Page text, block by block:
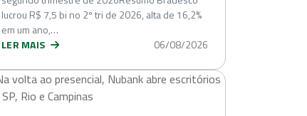
lucrou R$ 7,5 bi no 2º tri de 2026, alta de 16,2%
em um ano,…
LER MAIS
06/08/2026